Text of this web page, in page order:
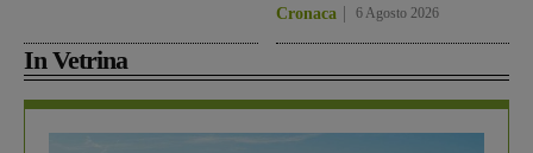
Cronaca 6 Agosto 2026
In Vetrina